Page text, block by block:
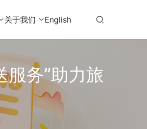
关于我们 English
务”助力旅